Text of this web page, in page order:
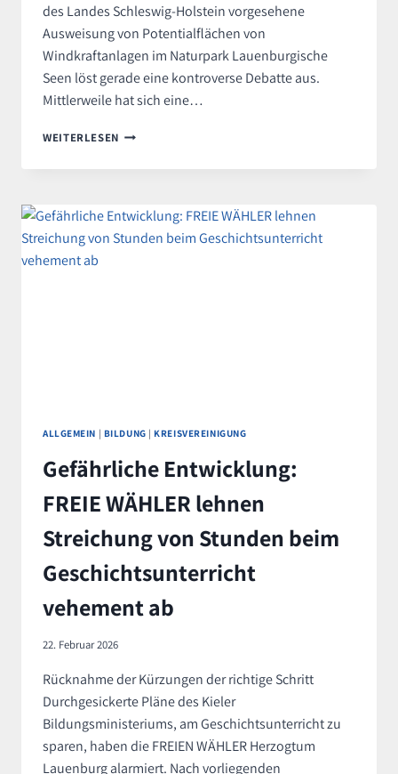
des Landes Schleswig-Holstein vorgesehene
Ausweisung von Potentialflächen von
Windkraftanlagen im Naturpark Lauenburgische
Seen löst gerade eine kontroverse Debatte aus.
Mittlerweile hat sich eine…
WEITERLESEN WINDKRAFTANLAGEN
NATURPARK
FREIE
WÄHLER
ALLGEMEIN | BILDUNG |KREISVEREINIGUNG
Gefährliche Entwicklung:
FREIE WÄHLER lehnen
Streichung von Stunden beim
Geschichtsunterricht
vehement ab
22. Februar 2026
Rücknahme der Kürzungen der richtige Schritt
Durchgesickerte Pläne des Kieler
Bildungsministeriums, am Geschichtsunterricht zu
sparen, haben die FREIEN WÄHLER Herzogtum
Lauenburg alarmiert. Nach vorliegenden